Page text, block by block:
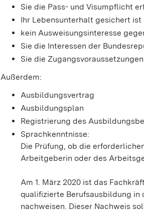
Sie die Pass- und Visumpflicht
Ihr Lebensunterhalt gesichert ist
kein Ausweisungsinteresse
Sie die Interessen der
Sie die
Außerdem:
Ausbildungsvertrag
Ausbildungsplan
Registrierung des
Sprachkenntnisse:
Die Prüfung, ob die
Arbeitgeberin oder des
Am 1. März 2020 ist das
qualifizierte Berufsausbildung in
nachweisen. Dieser Nachweis